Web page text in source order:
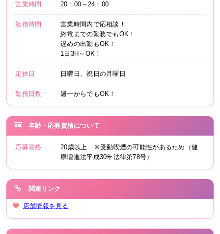
営業時間 20：00～24：00
勤務時間
営業時間内で応相談！
終電までの勤務でもOK！
遅めの出勤もOK！
1日3H～OK！
定休日 日曜日、祝日の月曜日
勤務日数 週一からでもOK！
年齢・応募資格について
応募資格
20歳以上 ※受動喫煙の可能性があるため（健
康増進法平成30年法律第78号）
関連リンク
店舗情報を見る